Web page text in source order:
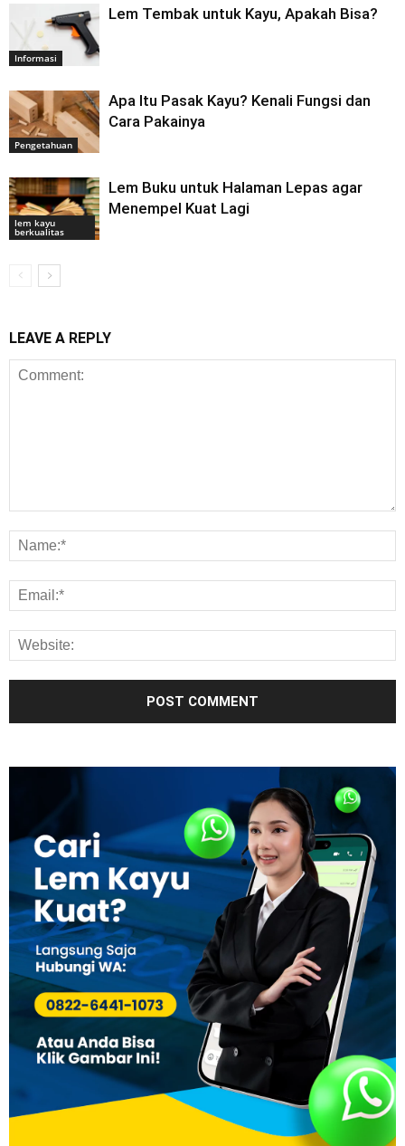
Informasi
Lem Tembak untuk Kayu, Apakah Bisa?
Pengetahuan
Apa Itu Pasak Kayu? Kenali Fungsi dan
Cara Pakainya
lem kayu
berkualitas
Lem Buku untuk Halaman Lepas agar
Menempel Kuat Lagi
LEAVE A REPLY